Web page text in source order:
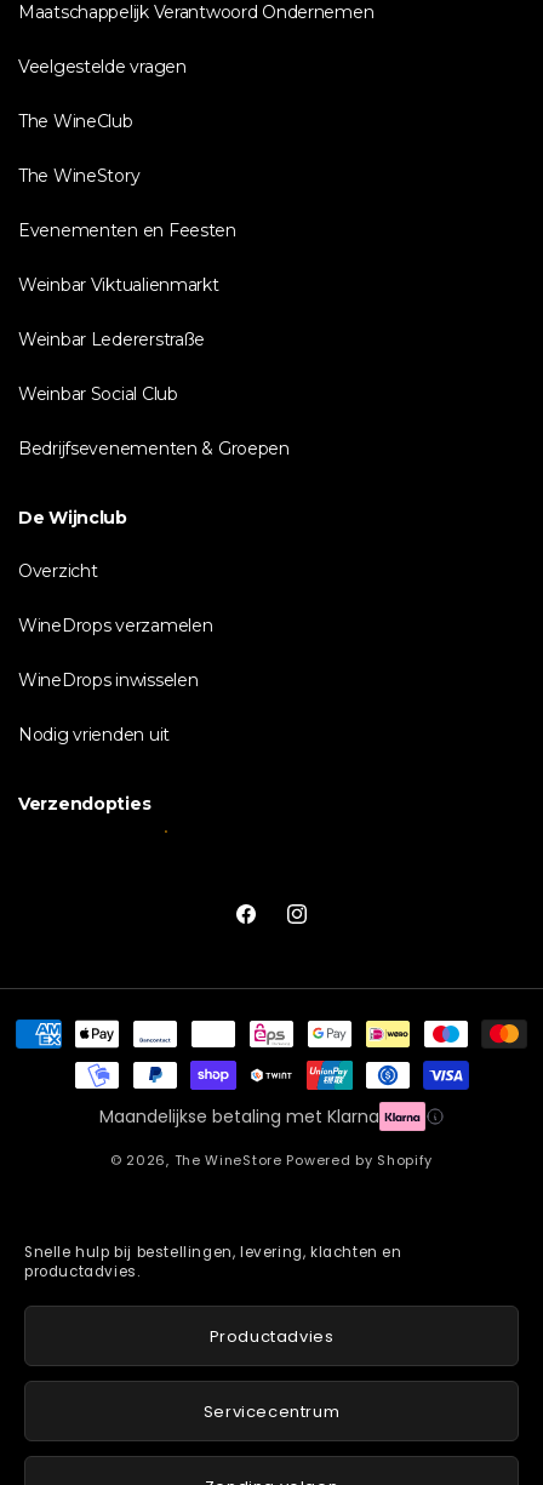
Maatschappelijk Verantwoord Ondernemen
Veelgestelde vragen
The WineClub
The WineStory
Evenementen en Feesten
Weinbar Viktualienmarkt
Weinbar Ledererstraße
Weinbar Social Club
Bedrijfsevenementen & Groepen
De Wijnclub
Overzicht
WineDrops verzamelen
WineDrops inwisselen
Nodig vrienden uit
Verzendopties
FacebookInstagram
Betaalmethoden
Maandelijkse betaling met Klarna
© 2026, The WineStore Powered by Shopify
Snelle hulp bij bestellingen, levering, klachten en
productadvies.
Productadvies
Servicecentrum